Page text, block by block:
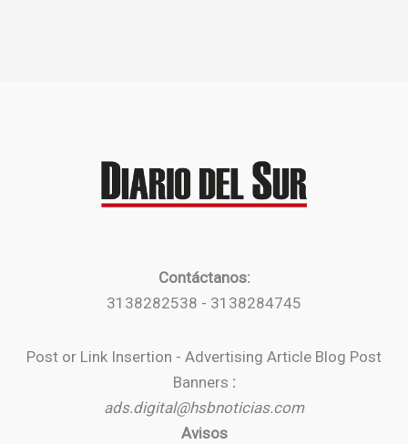
Contáctanos:
3138282538 - 3138284745
Post or Link Insertion - Advertising Article Blog Post
Banners :
ads.digital@hsbnoticias.com
Avisos